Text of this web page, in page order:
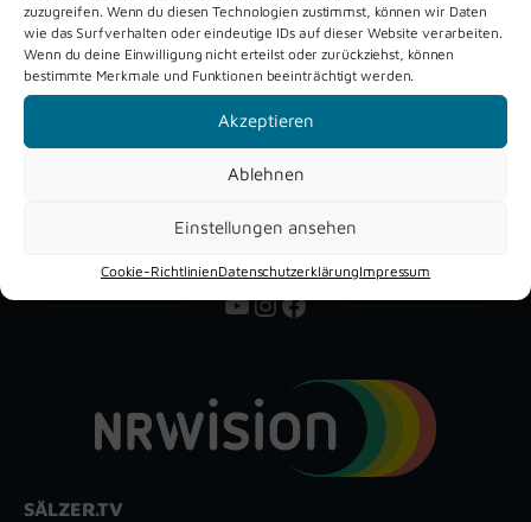
zuzugreifen. Wenn du diesen Technologien zustimmst, können wir Daten
wie das Surfverhalten oder eindeutige IDs auf dieser Website verarbeiten.
Wenn du deine Einwilligung nicht erteilst oder zurückziehst, können
bestimmte Merkmale und Funktionen beeinträchtigt werden.
Akzeptieren
Ablehnen
Einstellungen ansehen
Cookie-RichtlinienDatenschutzerklärungImpressum
Schützenfest
Verne 2026
Dreckburg
YouTube
Instagram
Facebook
SÄLZER.TV